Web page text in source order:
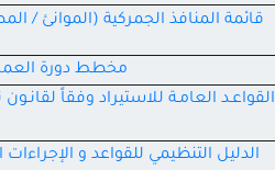
قائمة المنافذ الجمركية (الموانئ /
مخطط دورة العمل
القواعـد العامـة للاستيراد وفقاً
الدليل التنظيمي للقواعد و